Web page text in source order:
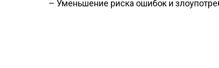
– Уменьшение риска ошибок и